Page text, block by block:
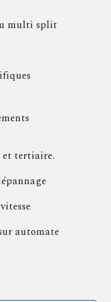
multi split
tertiaire.
automate